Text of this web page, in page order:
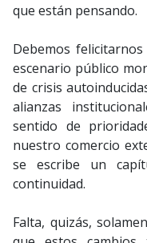
que están pensando.
Debemos
escenario público
de crisis
alianzas
sentido de
nuestro comercio
se escribe un
continuidad.
Falta, quizás,